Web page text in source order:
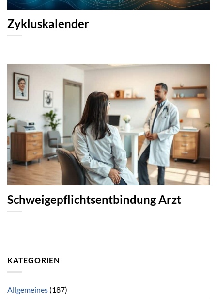
Zykluskalender
Schweigepflichtsentbindung Arzt
KATEGORIEN
Allgemeines (187)